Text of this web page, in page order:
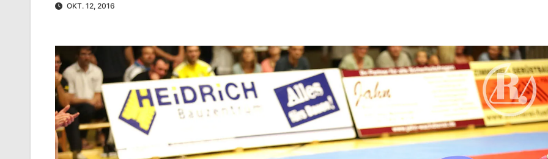
OKT. 12, 2016